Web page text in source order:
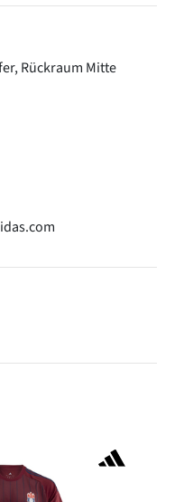
Rückraum Mitte